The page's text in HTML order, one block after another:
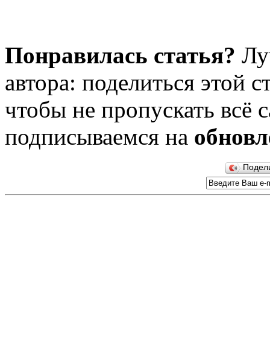
Понравилась статья?
автора: поделиться этой
чтобы не пропускать всё
подписываемся на